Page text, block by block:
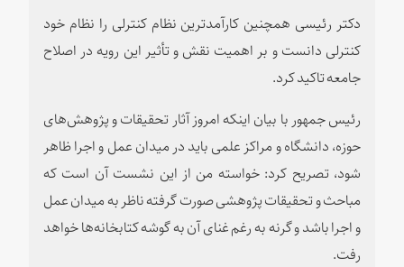
دکتر رئیسی همچنین کارآمدترین نظام کنترلی را نظام خود
کنترلی دانست و بر اهمیت نقش و تأثیر این رویه در اصلاح
جامعه تاکید کرد.
رئیس جمهور با بیان اینکه امروز آثار تحقیقات و پژوهش‌های
حوزه، دانشگاه و مراکز علمی باید در میدان عمل و اجرا ظاهر
شود، تصریح کرد: خواسته من از این نشست آن است که
مباحث و تحقیقات پژوهشی صورت گرفته ناظر به میدان عمل
و اجرا باشد و گرنه به رغم غنای آن به گوشه کتابخانه‌ها خواهد
رفت.